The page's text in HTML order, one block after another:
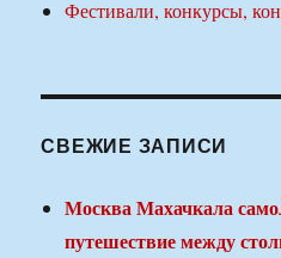
Фестивали, конкурсы,
СВЕЖИЕ ЗАПИСИ
Москва Махачкала
путешествие между